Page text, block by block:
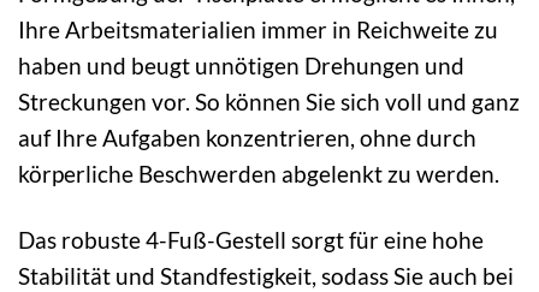
Ihre Arbeitsmaterialien immer in Reichweite zu
haben und beugt unnötigen Drehungen und
Streckungen vor. So können Sie sich voll und ganz
auf Ihre Aufgaben konzentrieren, ohne durch
körperliche Beschwerden abgelenkt zu werden.
Das robuste 4-Fuß-Gestell sorgt für eine hohe
Stabilität und Standfestigkeit, sodass Sie auch bei